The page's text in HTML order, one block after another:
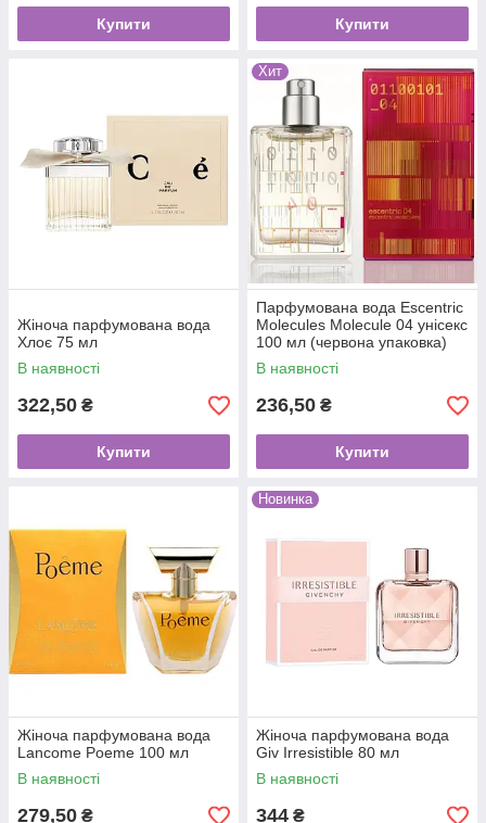
Купити Купити
Жіноча парфумована вода
Хлоє 75 мл
В наявності
322,50 ₴
Купити
Хит
Парфумована вода Escentric
Molecules Molecule 04 унісекс
100 мл (червона упаковка)
В наявності
236,50 ₴
Купити
Жіноча парфумована вода
Lancome Poeme 100 мл
В наявності
279,50 ₴
Новинка
Жіноча парфумована вода
Giv Irresistible 80 мл
В наявності
344 ₴